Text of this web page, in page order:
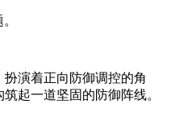
演着正向防御调控的角
起一道坚固的防御阵线。